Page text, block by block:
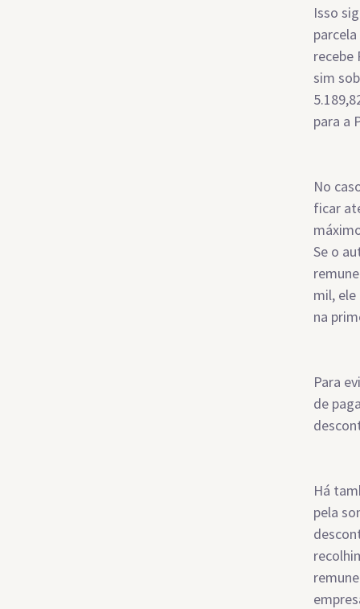
Isso
recebe
sim
para a
No
ficar
Se o
mil,
na
Para
de
Há
pela